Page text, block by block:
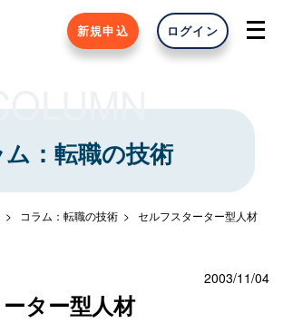
新規申込 ログイン
ム：転職の技術
コラム：転職の技術 セルフスターター型人材
2003/11/04
ター型人材